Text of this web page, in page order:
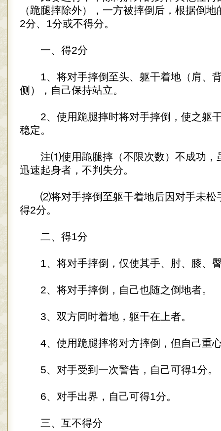
（跪腿摔除外），一方被摔倒后，根据倒
2分、1分或不得分。
一、得2分
1、将对手摔倒至头、躯干着地（肩、
侧），自己保持站立。
2、使用跪腿摔时将对手摔倒，使之躯
稳定。
注⑴使用跪腿摔（不限次数）不成功，
迅速起身者，不判失分。
⑵将对手摔倒至躯干着地后因对手未松
得2分。
二、得1分
1、将对手摔倒，仅使其手、肘、膝、
2、将对手摔倒，自己也随之倒地者。
3、双方同时着地，躯干在上者。
4、使用跪腿摔将对方摔倒，但自己重
5、对手受到一次警告，自己可得1分。
6、对手出界，自己可得1分。
三、互不得分